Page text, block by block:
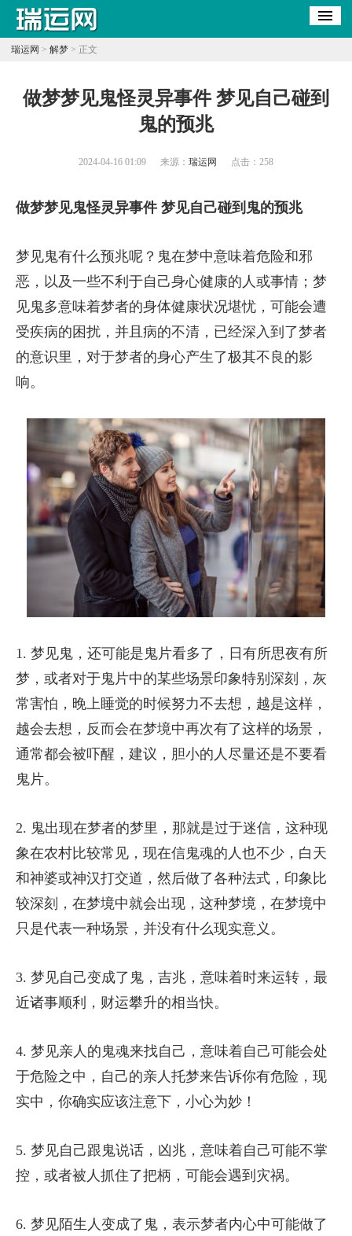
瑞运网 > 解梦> 正文
​做梦梦见鬼怪灵异事件 梦见自己碰到
鬼的预兆
2024-04-16 01:09 来源： 瑞运网 点击： 258
做梦梦见鬼怪灵异事件 梦见自己碰到鬼的预兆
梦见鬼有什么预兆呢？鬼在梦中意味着危险和邪
恶，以及一些不利于自己身心健康的人或事情；梦
见鬼多意味着梦者的身体健康状况堪忧，可能会遭
受疾病的困扰，并且病的不清，已经深入到了梦者
的意识里，对于梦者的身心产生了极其不良的影
响。
1. 梦见鬼，还可能是鬼片看多了，日有所思夜有所
梦，或者对于鬼片中的某些场景印象特别深刻，灰
常害怕，晚上睡觉的时候努力不去想，越是这样，
越会去想，反而会在梦境中再次有了这样的场景，
通常都会被吓醒，建议，胆小的人尽量还是不要看
鬼片。
2. 鬼出现在梦者的梦里，那就是过于迷信，这种现
象在农村比较常见，现在信鬼魂的人也不少，白天
和神婆或神汉打交道，然后做了各种法式，印象比
较深刻，在梦境中就会出现，这种梦境，在梦境中
只是代表一种场景，并没有什么现实意义。
3. 梦见自己变成了鬼，吉兆，意味着时来运转，最
近诸事顺利，财运攀升的相当快。
4. 梦见亲人的鬼魂来找自己，意味着自己可能会处
于危险之中，自己的亲人托梦来告诉你有危险，现
实中，你确实应该注意下，小心为妙！
5. 梦见自己跟鬼说话，凶兆，意味着自己可能不掌
控，或者被人抓住了把柄，可能会遇到灾祸。
6. 梦见陌生人变成了鬼，表示梦者内心中可能做了